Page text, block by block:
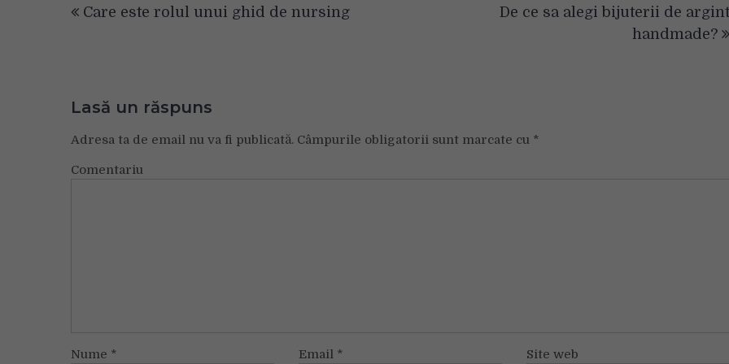
în
Care este rolul unui ghid de nursing
De ce sa alegi bijuterii de argint
handmade?
Lasă un răspuns
Adresa ta de email nu va fi publicată. Câmpurile obligatorii sunt marcate cu *
Comentariu
Nume * Email * Site web